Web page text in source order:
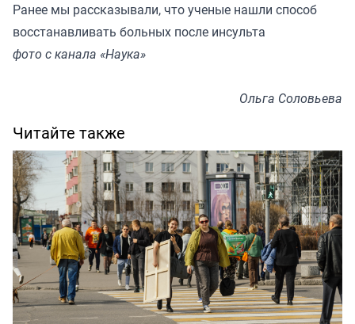
Ранее мы рассказывали, что ученые нашли способ
восстанавливать больных после инсульта
фото с канала «Наука»
Ольга Соловьева
Читайте также